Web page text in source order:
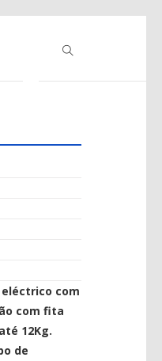
com
com fita
12Kg.
de